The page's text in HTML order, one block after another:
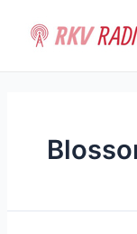
contenido